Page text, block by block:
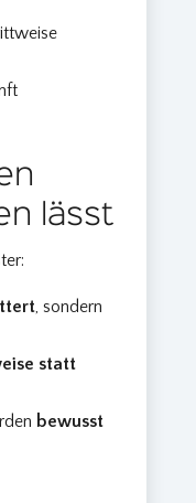
lässt
, sondern
statt
bewusst